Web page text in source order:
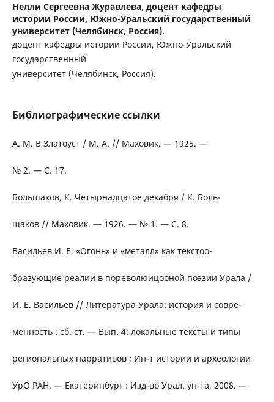
Нелли Сергеевна Журавлева, доцент кафедры
истории России, Южно-Уральский государственный
университет (Челябинск, Россия).
доцент кафедры истории России, Южно-Уральский
государственный
университет (Челябинск, Россия).
Библиографические ссылки
А. М. В Златоуст / М. А. // Маховик. — 1925. —
№ 2. — С. 17.
Большаков, К. Четырнадцатое декабря / К. Боль-
шаков // Маховик. — 1926. — № 1. — С. 8.
Васильев И. Е. «Огонь» и «металл» как текстоо-
бразующие реалии в пореволюицооной поэзии Урала /
И. Е. Васильев // Литература Урала: история и совре-
менность : сб. ст. — Вып. 4: локальные тексты и типы
региональных нарративов ; Ин-т истории и археологии
УрО РАН. — Екатеринбург : Изд-во Урал. ун-та, 2008. —